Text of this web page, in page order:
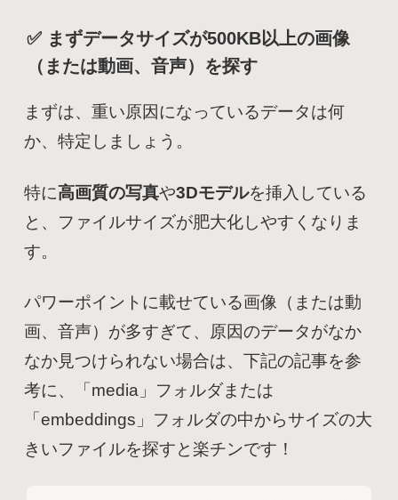
✅ まずデータサイズが500KB以上の画像
（または動画、音声）を探す
まずは、重い原因になっているデータは何
か、特定しましょう。
特に高画質の写真や3Dモデルを挿入している
と、ファイルサイズが肥大化しやすくなりま
す。
パワーポイントに載せている画像（または動
画、音声）が多すぎて、原因のデータがなか
なか見つけられない場合は、下記の記事を参
考に、「media」フォルダまたは
「embeddings」フォルダの中からサイズの大
きいファイルを探すと楽チンです！